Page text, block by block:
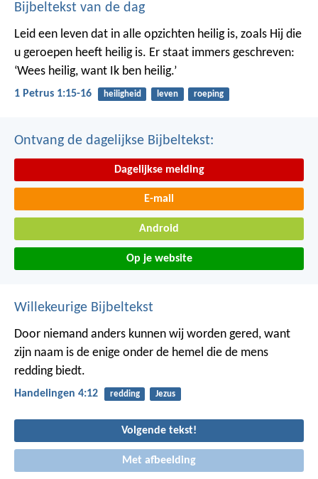
Bijbeltekst van de dag
Leid een leven dat in alle opzichten heilig is, zoals Hij die
u geroepen heeft heilig is. Er staat immers geschreven:
‘Wees heilig, want Ik ben heilig.’
1 Petrus 1:15-16 heiligheid leven roeping
Ontvang de dagelijkse Bijbeltekst:
Dagelijkse melding
E-mail
Android
Op je website
Willekeurige Bijbeltekst
Door niemand anders kunnen wij worden gered, want
zijn naam is de enige onder de hemel die de mens
redding biedt.
Handelingen 4:12 redding Jezus
Volgende tekst!
Met afbeelding